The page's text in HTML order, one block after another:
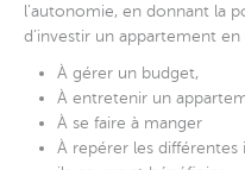
l’autonomie, en donnant la
d’investir un appartement
À gérer un budget,
À entretenir un
À se faire à manger
À repérer les